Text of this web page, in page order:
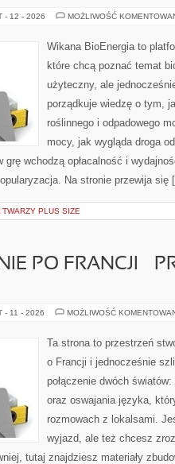
- 12 - 2026 MOŻLIWOŚĆ
Wikana BioEnergia to
które chcą poznać temat
użyteczny, ale
porządkuje wiedzę o tym,
roślinnego i odpadowego
mocy, jak wygląda droga
grę wchodzą opłacalność i
Na stronie przewija
TWARZY PLUS SIZE
PO FRANCJI –
- 11 - 2026 MOŻLIWOŚĆ
Ta strona to przestrzeń
o Francji i jednocześnie
połączenie dwóch
oraz oswajania języka,
rozmowach z lokalsami.
wyjazd, ale też chcesz
tutaj znajdziesz materiały